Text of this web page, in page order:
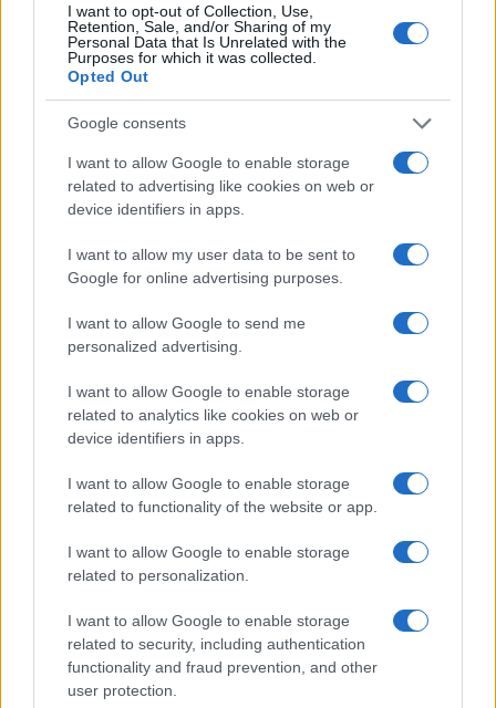
I want to opt-out of Collection, Use,
Retention, Sale, and/or Sharing of my
Personal Data that Is Unrelated with the
Purposes for which it was collected.
Opted Out
Google consents
I want to allow Google to enable storage
related to advertising like cookies on web or
device identifiers in apps.
I want to allow my user data to be sent to
Google for online advertising purposes.
I want to allow Google to send me
personalized advertising.
I want to allow Google to enable storage
related to analytics like cookies on web or
device identifiers in apps.
I want to allow Google to enable storage
related to functionality of the website or app.
I want to allow Google to enable storage
related to personalization.
I want to allow Google to enable storage
related to security, including authentication
functionality and fraud prevention, and other
user protection.
Como melhorar seu perfil de crédito em 90 dias
Rafael Oliveira · 8 ago 2026
FINANÇA
Rafael Sachete assume nova posição no Assaí: o que isso
significa para a empresa
Bruno Costa · 8 ago 2026
FINANÇA